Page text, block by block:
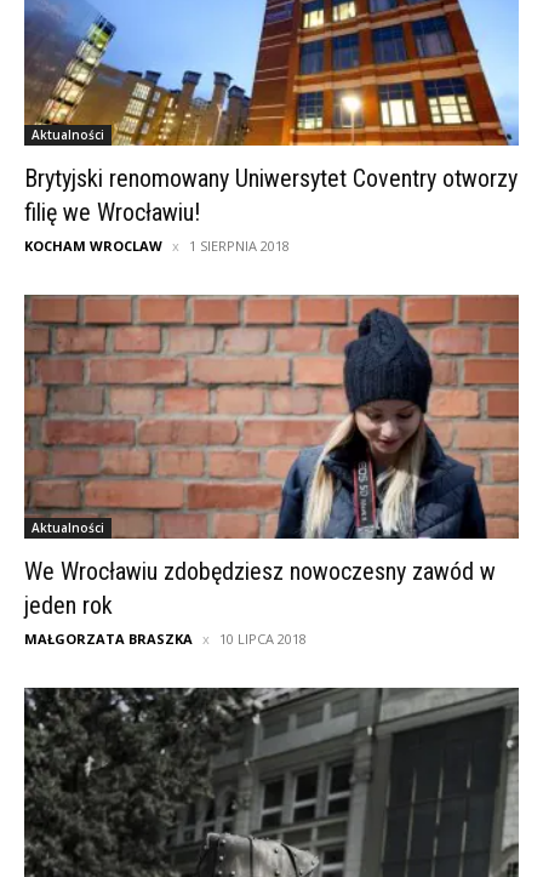
Aktualności
Brytyjski renomowany Uniwersytet Coventry otworzy
filię we Wrocławiu!
KOCHAM WROCLAW 1 SIERPNIA 2018
Aktualności
We Wrocławiu zdobędziesz nowoczesny zawód w
jeden rok
MAŁGORZATA BRASZKA 10 LIPCA 2018